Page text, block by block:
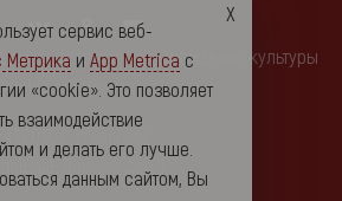
автономное учреждение культуры
мемориал"
432017, г. Ульяновск
Площадь Ленина, дом 1
сервис веб-
Метрика и App Metrica с
«cookie». Это позволяет
взаимодействие
и делать его лучше.
данным сайтом, Вы